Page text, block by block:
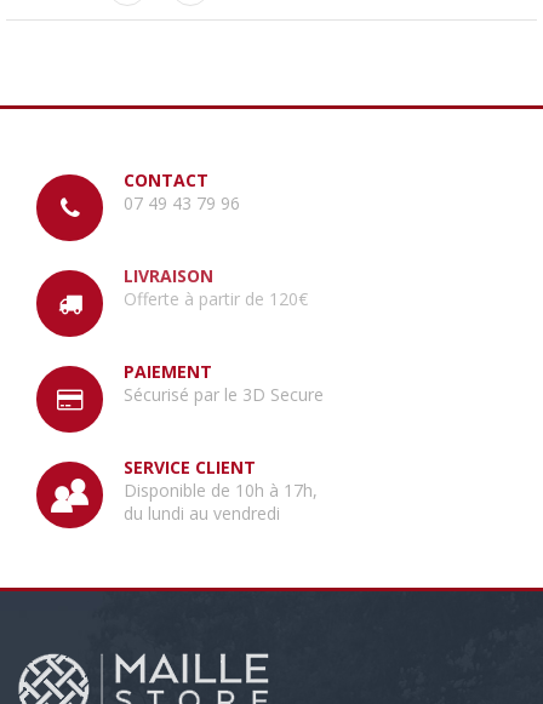
CONTACT
07 49 43 79 96
LIVRAISON
Offerte à partir de 120€
PAIEMENT
Sécurisé par le 3D Secure
SERVICE CLIENT
Disponible de 10h à 17h,
du lundi au vendredi